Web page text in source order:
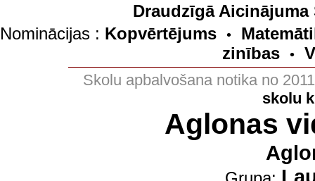
Draudzīgā
Nominācijas : Kopvērtējums •
zinības
•
Skolu apbalvošana notika no
skolu
Aglonas